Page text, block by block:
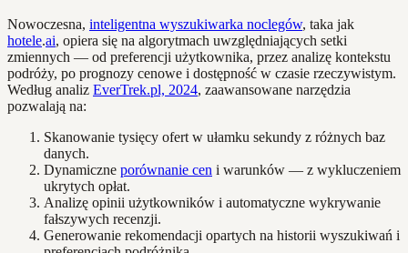
Nowoczesna, inteligentna wyszukiwarka noclegów, taka jak
hotele.ai, opiera się na algorytmach uwzględniających setki
zmiennych — od preferencji użytkownika, przez analizę kontekstu
podróży, po prognozy cenowe i dostępność w czasie rzeczywistym.
Według analiz EverTrek.pl, 2024, zaawansowane narzędzia
pozwalają na:
Skanowanie tysięcy ofert w ułamku sekundy z różnych baz
danych.
Dynamiczne porównanie cen i warunków — z wykluczeniem
ukrytych opłat.
Analizę opinii użytkowników i automatyczne wykrywanie
fałszywych recenzji.
Generowanie rekomendacji opartych na historii wyszukiwań i